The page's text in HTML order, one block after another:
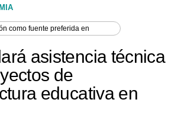
como fuente preferida en
asistencia técnica
de
educativa en